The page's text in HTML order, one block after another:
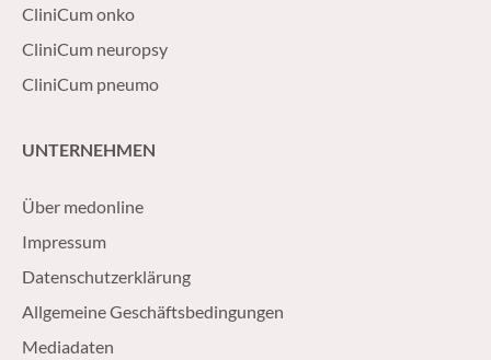
CliniCum onko
CliniCum neuropsy
CliniCum pneumo
UNTERNEHMEN
Über medonline
Impressum
Datenschutzerklärung
Allgemeine Geschäftsbedingungen
Mediadaten